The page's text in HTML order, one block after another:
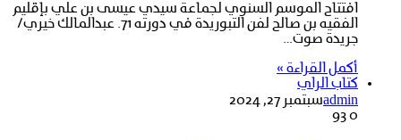
افتتاح الموسم السنوي لجماعة سيدي عيسى بن علي بإقليم
الفقيه بن صالح لفن التبوريدة في دورته 71. عبدالمالك خيري/
جريدة صوت…
أكمل القراءة »
كتاب الراي
adminسبتمبر 27, 2024
0